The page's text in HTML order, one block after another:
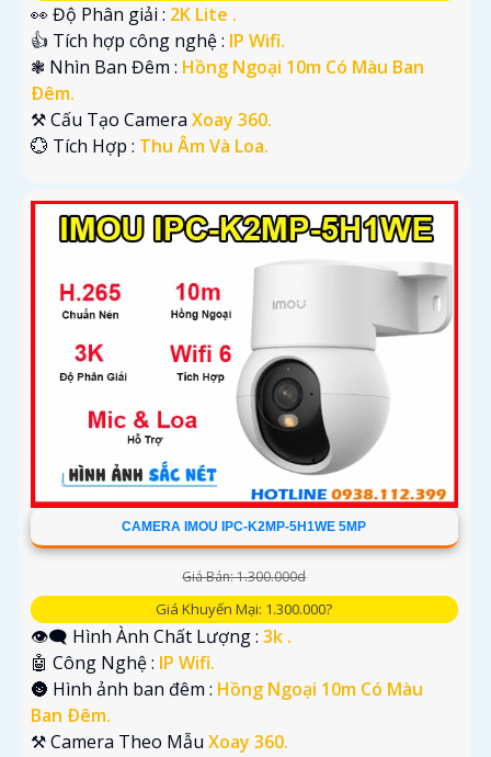
👀 Độ Phân giải : 2K Lite .
👍 Tích hợp công nghệ : IP Wifi.
❃ Nhìn Ban Đêm : Hồng Ngoại 10m Có Màu Ban
Ðêm.
⚒ Cấu Tạo Camera Xoay 360.
️💮 Tích Hợp : Thu Âm Và Loa.
CAMERA IMOU IPC-K2MP-5H1WE 5MP
Giá Bán: 1.300.000d
Giá Khuyến Mại: 1.300.000?
👁️‍🗨 Hình Ành Chất Lượng : 3k .
🤖️ Công Nghệ : IP Wifi.
🌚 Hình ảnh ban đêm : Hồng Ngoại 10m Có Màu
Ban Ðêm.
⚒ Camera Theo Mẫu Xoay 360.